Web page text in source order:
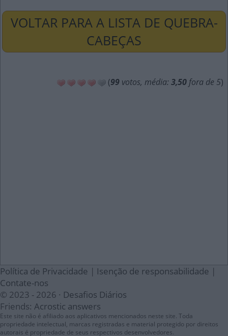
VOLTAR PARA A LISTA DE QUEBRA-
CABEÇAS
(99 votos, média: 3,50 fora de 5)
Política de Privacidade | Isenção de responsabilidade |
Contate-nos
© 2023 - 2026 · Desafios Diários
Friends: Acrostic answers
Este site não é afiliado aos aplicativos mencionados neste site. Toda
propriedade intelectual, marcas registradas e material protegido por direitos
autorais é propriedade de seus respectivos desenvolvedores.